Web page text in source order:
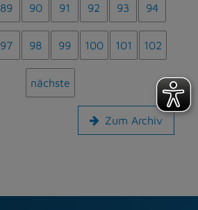
89 90 91 92 93 94
97 98 99 100 101 102
nächste
Zum Archiv